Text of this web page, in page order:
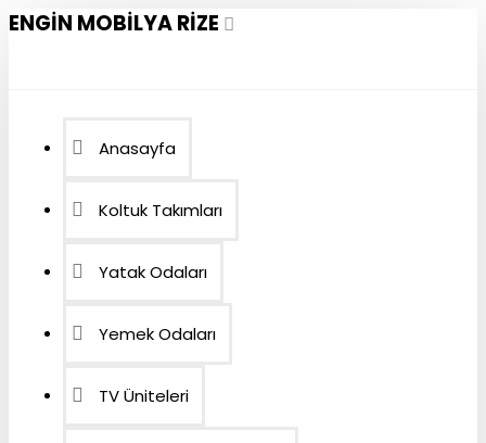
ENGIN MOBILYA RIZE
Anasayfa
Koltuk Takımları
Yatak Odaları
Yemek Odaları
TV Üniteleri